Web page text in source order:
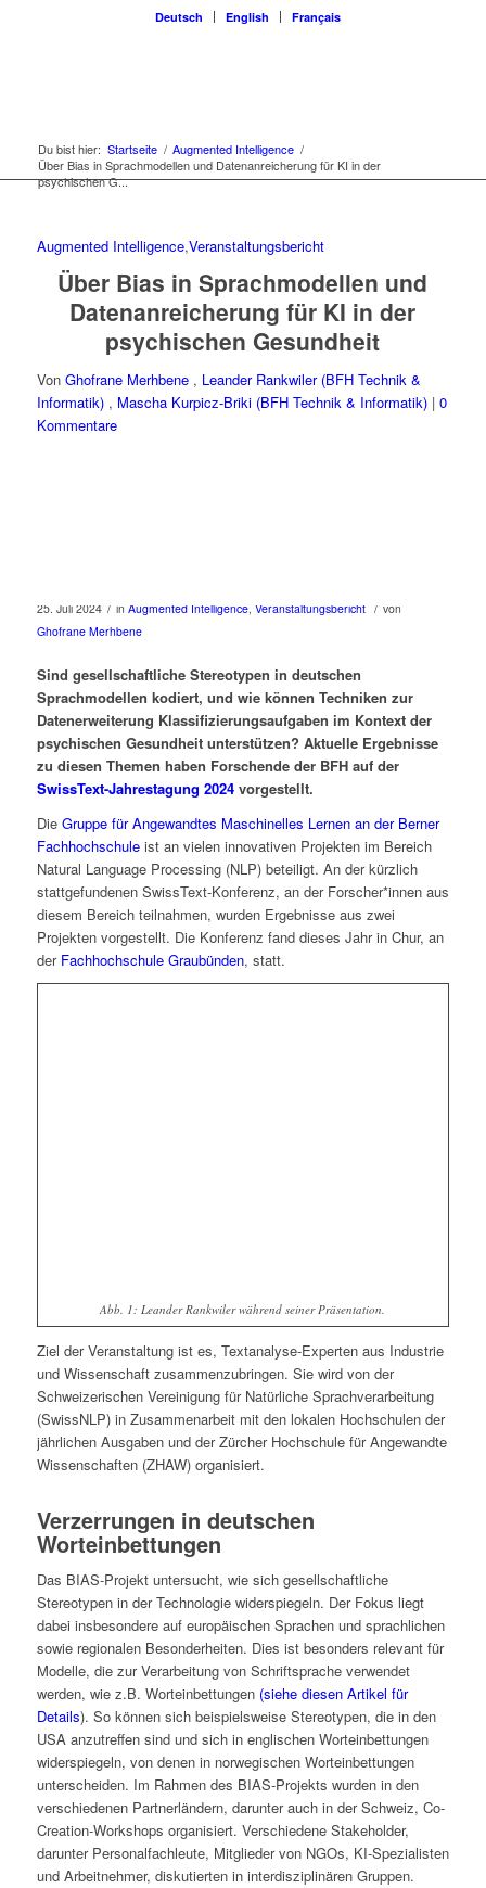
Deutsch English Français
Du bist hier: Startseite / Augmented Intelligence /
Über Bias in Sprachmodellen und Datenanreicherung für KI in der
psychischen G...
Augmented Intelligence,Veranstaltungsbericht
Über Bias in Sprachmodellen und
Datenanreicherung für KI in der
psychischen Gesundheit
Von Ghofrane Merhbene , Leander Rankwiler (BFH Technik &
Informatik) , Mascha Kurpicz-Briki (BFH Technik & Informatik) | 0
Kommentare
25. Juli 2024 / in Augmented Intelligence, Veranstaltungsbericht / von
Ghofrane Merhbene
Sind gesellschaftliche Stereotypen in deutschen
Sprachmodellen kodiert, und wie können Techniken zur
Datenerweiterung Klassifizierungsaufgaben im Kontext der
psychischen Gesundheit unterstützen? Aktuelle Ergebnisse
zu diesen Themen haben Forschende der BFH auf der
SwissText-Jahrestagung 2024vorgestellt.
Die Gruppe für Angewandtes Maschinelles Lernen an der Berner
Fachhochschuleist an vielen innovativen Projekten im Bereich
Natural Language Processing (NLP) beteiligt. An der kürzlich
stattgefundenen SwissText-Konferenz, an der Forscher*innen aus
diesem Bereich teilnahmen, wurden Ergebnisse aus zwei
Projekten vorgestellt. Die Konferenz fand dieses Jahr in Chur, an
der Fachhochschule Graubünden, statt.
Abb. 1: Leander Rankwiler während seiner Präsentation.
Ziel der Veranstaltung ist es, Textanalyse-Experten aus Industrie
und Wissenschaft zusammenzubringen. Sie wird von der
Schweizerischen Vereinigung für Natürliche Sprachverarbeitung
(SwissNLP) in Zusammenarbeit mit den lokalen Hochschulen der
jährlichen Ausgaben und der Zürcher Hochschule für Angewandte
Wissenschaften (ZHAW) organisiert.
Verzerrungen in deutschen
Worteinbettungen
Das BIAS-Projekt untersucht, wie sich gesellschaftliche
Stereotypen in der Technologie widerspiegeln. Der Fokus liegt
dabei insbesondere auf europäischen Sprachen und sprachlichen
sowie regionalen Besonderheiten. Dies ist besonders relevant für
Modelle, die zur Verarbeitung von Schriftsprache verwendet
werden, wie z.B. Worteinbettungen (siehe diesen Artikel für
Details). So können sich beispielsweise Stereotypen, die in den
USA anzutreffen sind und sich in englischen Worteinbettungen
widerspiegeln, von denen in norwegischen Worteinbettungen
unterscheiden. Im Rahmen des BIAS-Projekts wurden in den
verschiedenen Partnerländern, darunter auch in der Schweiz, Co-
Creation-Workshops organisiert. Verschiedene Stakeholder,
darunter Personalfachleute, Mitglieder von NGOs, KI-Spezialisten
und Arbeitnehmer, diskutierten in interdisziplinären Gruppen.